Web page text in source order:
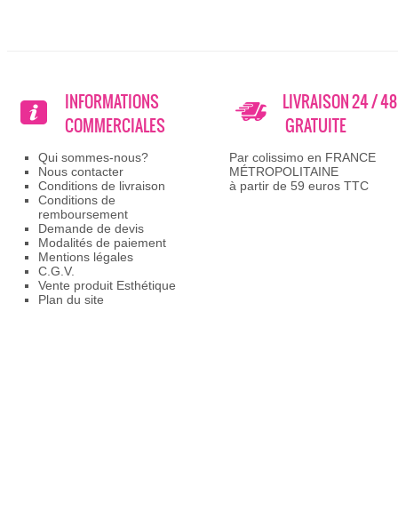
INFORMATIONS
COMMERCIALES
Qui sommes-nous?
Nous contacter
Conditions de livraison
Conditions de
remboursement
Demande de devis
Modalités de paiement
Mentions légales
C.G.V.
Vente produit Esthétique
Plan du site
LIVRAISON 24 /
GRATUITE
Par colissimo en FRANCE
MÉTROPOLITAINE
à partir de 59 euros TTC